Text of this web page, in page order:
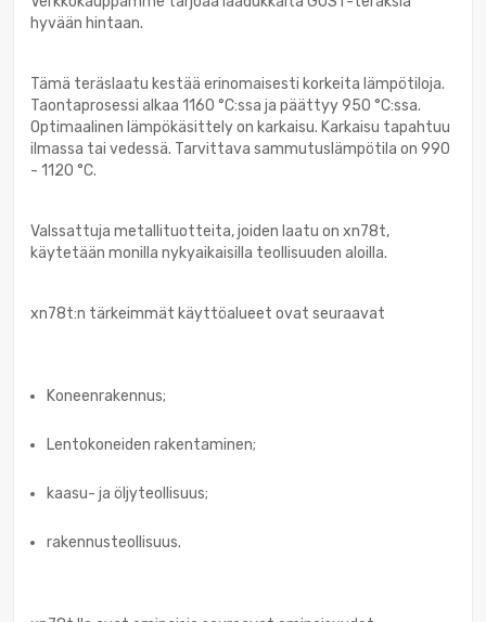
hyvään hintaan.
Tämä teräslaatu kestää erinomaisesti korkeita lämpötiloja.
Taontaprosessi alkaa 1160 °C:ssa ja päättyy 950 °C:ssa.
Optimaalinen lämpökäsittely on karkaisu. Karkaisu tapahtuu
ilmassa tai vedessä. Tarvittava sammutuslämpötila on 990
- 1120 °C.
Valssattuja metallituotteita, joiden laatu on xn78t,
käytetään monilla nykyaikaisilla teollisuuden aloilla.
xn78t:n tärkeimmät käyttöalueet ovat seuraavat
Koneenrakennus;
Lentokoneiden rakentaminen;
kaasu- ja öljyteollisuus;
rakennusteollisuus.